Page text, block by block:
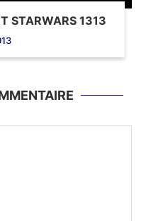
STARWARS 1313